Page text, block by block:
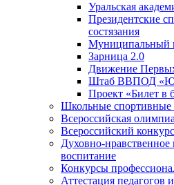
Уральская
Президентские
состязания
Муниципальный
Зарница 2.0
Движение
Штаб ВВПОД
Проект «Билет в
Школьные спортивные
Всероссийская
Всероссийский
Духовно-нравственное
воспитание
Конкурсы
Аттестация педагогов